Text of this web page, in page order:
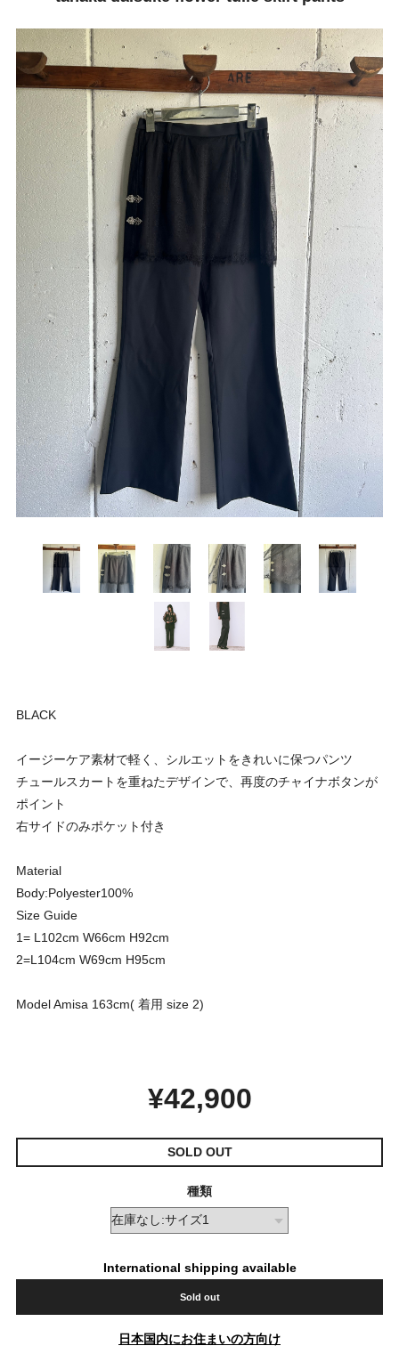
BLACK
イージーケア素材で軽く、シルエットをきれいに保つパンツ
チュールスカートを重ねたデザインで、再度のチャイナボタンが
ポイント
右サイドのみポケット付き
Material
Body:Polyester100%
Size Guide
1= L102cm W66cm H92cm
2=L104cm W69cm H95cm
Model Amisa 163cm( 着用 size 2)
¥42,900
SOLD OUT
種類
International shipping available
Sold out
日本国内にお住まいの方向け